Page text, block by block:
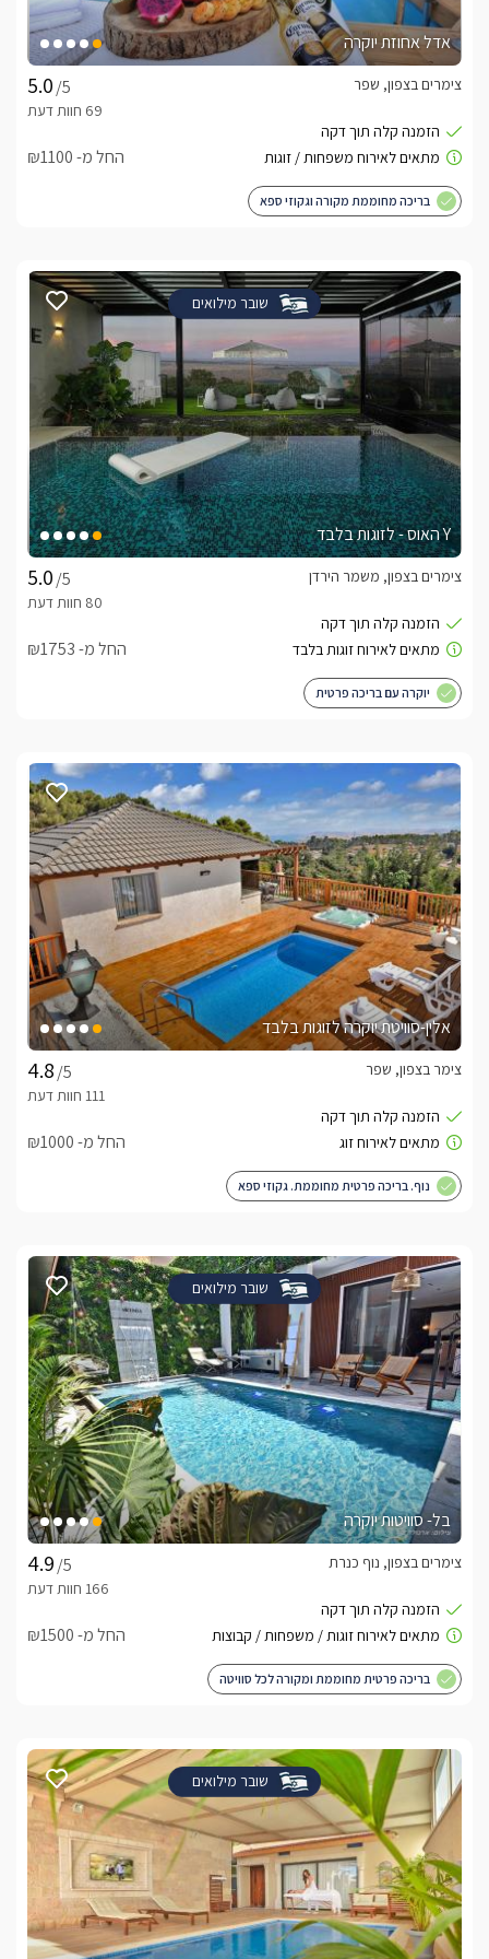
אדל אחוזת יוקרה
/5
צימרים בצפון, שפר
החל מ- ₪1100
בריכה מחוממת מקורה וגקוזי ספא
שובר מילואים
Y האוס - לזוגות בלבד
/5
צימרים בצפון, משמר הירדן
החל מ- ₪1753
יוקרה עם בריכה פרטית
אלין-סוויטת יוקרה לזוגות בלבד
/5
צימר בצפון, שפר
החל מ- ₪1000
נוף. בריכה פרטית מחוממת. גקוזי ספא
שובר מילואים
בל- סוויטות יוקרה
/5
צימרים בצפון, נוף כנרת
החל מ- ₪1500
בריכה פרטית מחוממת ומקורה לכל סוויטה
שובר מילואים